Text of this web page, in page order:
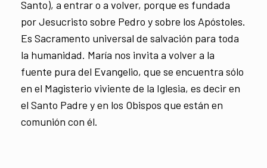
Santo), a entrar o a volver, porque es fundada
por Jesucristo sobre Pedro y sobre los Apóstoles.
Es Sacramento universal de salvación para toda
la humanidad. María nos invita a volver a la
fuente pura del Evangelio, que se encuentra sólo
en el Magisterio viviente de la Iglesia, es decir en
el Santo Padre y en los Obispos que están en
comunión con él.